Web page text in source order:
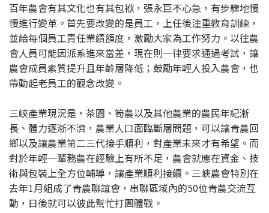
百年農會有其文化也有其包袱，張永巨不心急，有步驟地慢
慢進行變革。首先要改變的是員工，上任後注重教育訓練，
並給每個員工責任業績額度，激勵大家為工作努力。以往農
會人員可能因派系進來當差，現在則一律要求通過考試，讓
農會成員素質提升且年齡層降低；鼓勵年輕人投入農會，也
帶動起老員工的觀念改變。
三峽產業現況是，茶園、筍農以及其他農業的農民年紀漸
長、體力逐漸不濟，農業人口面臨斷層問題，可以讓青農回
鄉以及讓農業第二三代接手順利，對產業未來才有希望。而
對於年輕一輩務農在經驗上有所不足，農會就應在資金、技
術與包裝上全方位輔導，讓產業順利接續。三峽農會特別在
去年1月組成了青農聯誼會，串聯區域內的50位青農交流互
動，日後就可以彼此幫忙打團體戰。